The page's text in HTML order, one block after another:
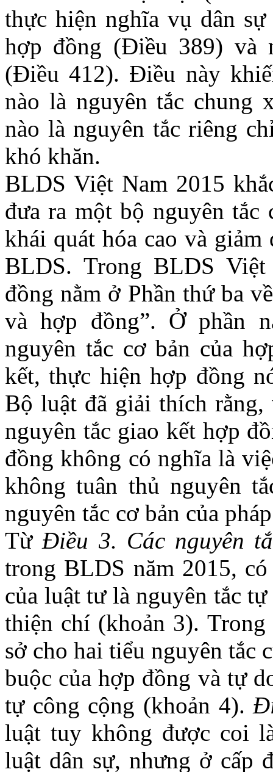
thực hiện nghĩa vụ dân
hợp đồng (Điều 389) và
(Điều 412). Điều này
nào là nguyên tắc chung
nào là nguyên tắc riêng
khó khăn.
BLDS Việt Nam 2015
đưa ra một bộ nguyên
khái quát hóa cao và
BLDS. Trong BLDS
đồng nằm ở Phần thứ ba
và hợp đồng”. Ở phần
nguyên tắc cơ bản của
kết, thực hiện hợp đồng
Bộ luật đã giải thích
nguyên tắc giao kết hợp
đồng không có nghĩa là
không tuân thủ nguyên
nguyên tắc cơ bản của
TừĐiều 3. Các nguyên
trong BLDS năm 2015,
của luật tư là nguyên tắc
thiện chí (khoản 3).
sở cho hai tiểu nguyên tắc
buộc của hợp đồng và tự
tự công cộng (khoản 4).
luật tuy không được coi
luật dân sự, nhưng ở cấp